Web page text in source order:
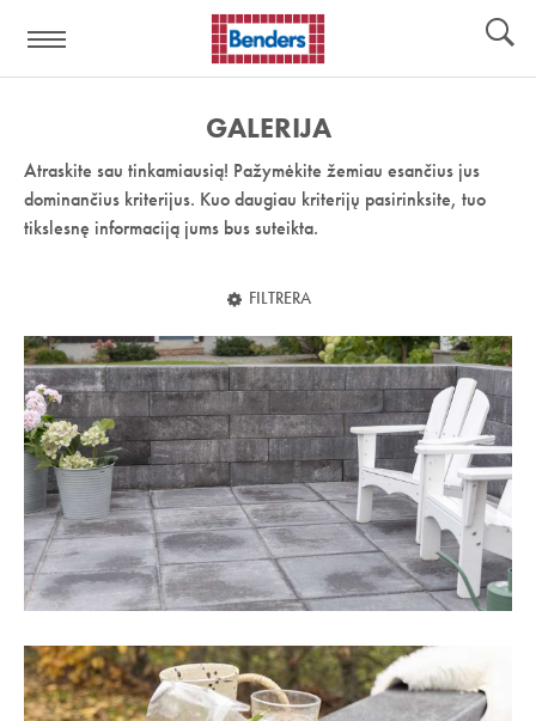
nuoroda:
GALERIJA
Atraskite sau tinkamiausią! Pažymėkite žemiau esančius jus
dominančius kriterijus. Kuo daugiau kriterijų pasirinksite, tuo
tikslesnę informaciją jums bus suteikta.
FILTRERA